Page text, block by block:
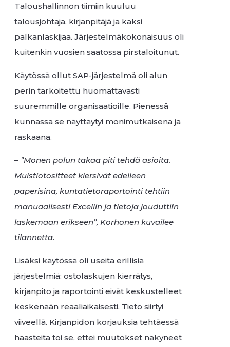
Taloushallinnon tiimiin kuuluu
talousjohtaja, kirjanpitäjä ja kaksi
palkanlaskijaa. Järjestelmäkokonaisuus oli
kuitenkin vuosien saatossa pirstaloitunut.
Käytössä ollut SAP-järjestelmä oli alun
perin tarkoitettu huomattavasti
suuremmille organisaatioille. Pienessä
kunnassa se näyttäytyi monimutkaisena ja
raskaana.
– ”Monen polun takaa piti tehdä asioita.
Muistiotositteet kiersivät edelleen
paperisina, kuntatietoraportointi tehtiin
manuaalisesti Exceliin ja tietoja jouduttiin
laskemaan erikseen”, Korhonen kuvailee
tilannetta.
Lisäksi käytössä oli useita erillisiä
järjestelmiä: ostolaskujen kierrätys,
kirjanpito ja raportointi eivät keskustelleet
keskenään reaaliaikaisesti. Tieto siirtyi
viiveellä. Kirjanpidon korjauksia tehtäessä
haasteita toi se, ettei muutokset näkyneet